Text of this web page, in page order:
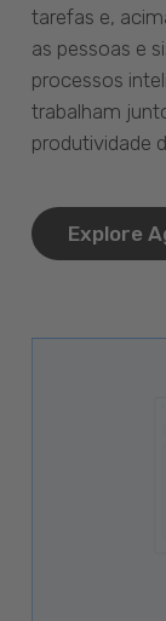
tarefas e,
as pessoas e
processos
trabalham
produtividade
Explore